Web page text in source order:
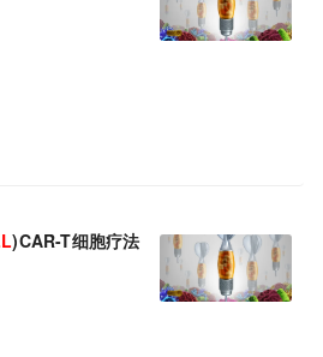
)CAR-T细胞疗法！吉利德Tecartus获